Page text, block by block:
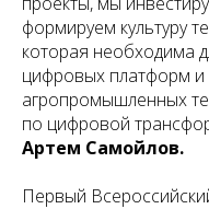
формируем культуру
которая необходима
цифровых платформ
агропромышленных
по цифровой
Артем Самойлов.
Первый